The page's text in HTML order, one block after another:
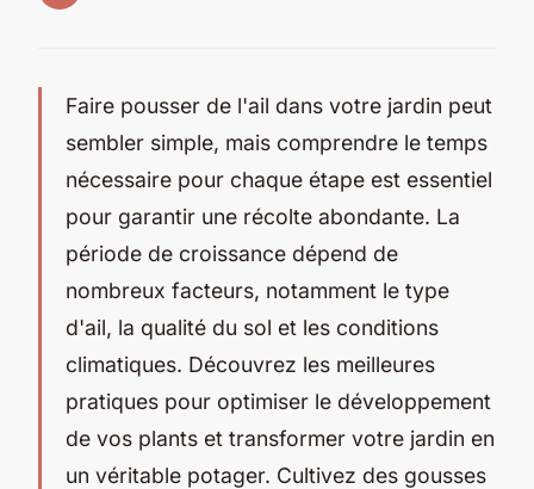
Faire pousser de l'ail dans votre jardin peut
sembler simple, mais comprendre le temps
nécessaire pour chaque étape est essentiel
pour garantir une récolte abondante. La
période de croissance dépend de
nombreux facteurs, notamment le type
d'ail, la qualité du sol et les conditions
climatiques. Découvrez les meilleures
pratiques pour optimiser le développement
de vos plants et transformer votre jardin en
un véritable potager. Cultivez des gousses